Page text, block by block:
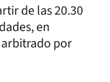
de las 20.30
en
arbitrado por